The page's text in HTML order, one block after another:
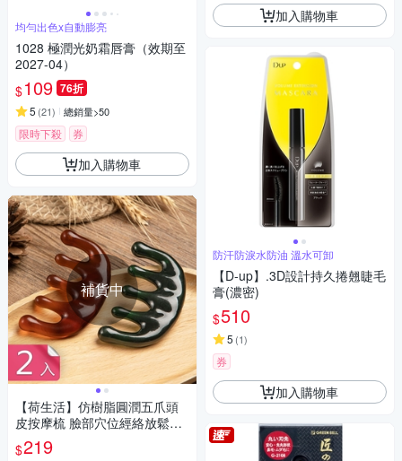
均勻出色x自動膨亮
1028 極潤光奶霜唇膏（效期至
2027-04）
$109 76折
5 (21) 總銷量>50
限時下殺 券
加入購物車
補貨中
【荷生活】仿樹脂圓潤五爪頭
皮按摩梳 臉部穴位經絡放鬆五
指刮痧器-2入
$219
加入購物車
防汗防淚水防油 溫水可卸
【D-up】.3D設計持久捲翹睫毛
膏(濃密)
$510
5 (1)
券
加入購物車